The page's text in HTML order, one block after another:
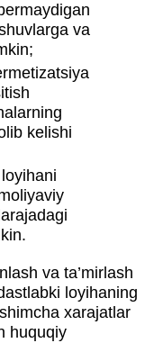
va
kelishi
va ta’mirlash
loyihaning
xarajatlar
huquqiy